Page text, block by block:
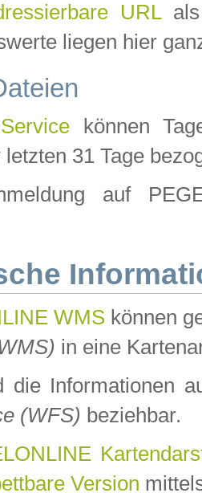
URLals
liegen hier
Service können
31 Tage
auf
WMS können
in eine
die Informationen
(WFS) beziehbar.
Version